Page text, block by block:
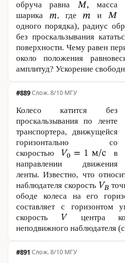
обруча равна
масса
шарика
, где
и
одного порядка), радиус
без проскальзывания
поверхности. Чему равен
около положения
амплитуд? Ускорение
#889· 8/10·МГУ
Колесо катится без
проскальзывания по ленте
транспортера, движущейся
горизонтально со
скоростью
в
направлении движения
ленты. Известно, что
наблюдателя скорость
ободе колеса на его
составляет с горизонтом
скорость
центра
неподвижного наблюдателя
#891· 8/10·МГУ